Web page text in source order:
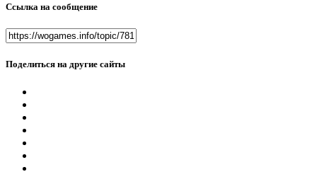
Ссылка на сообщение
Поделиться на другие сайты